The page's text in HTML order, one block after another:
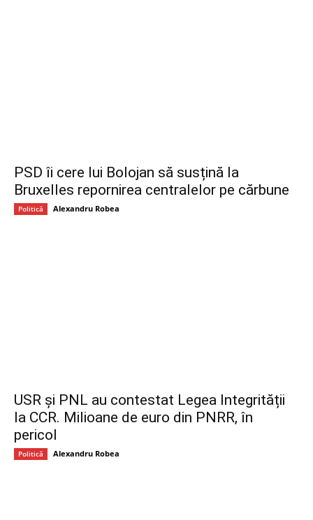
PSD îi cere lui Bolojan să susțină la
Bruxelles repornirea centralelor pe cărbune
Politică Alexandru Robea
USR și PNL au contestat Legea Integrității
la CCR. Milioane de euro din PNRR, în
pericol
Politică Alexandru Robea